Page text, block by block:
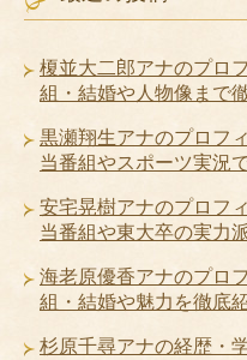
榎並大二郎アナのプロ
組・結婚や人物像まで
黒瀬翔生アナのプロフ
当番組やスポーツ実況
安宅晃樹アナのプロフ
当番組や東大卒の実力
海老原優香アナのプロ
組・結婚や魅力を徹底
杉原千尋アナの経歴・